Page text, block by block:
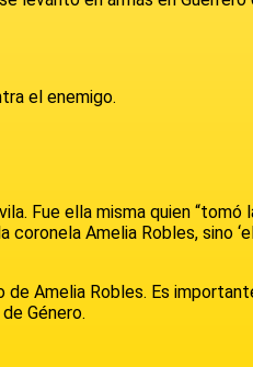
el enemigo.
Fue ella misma quien
Amelia Robles, sino
Amelia Robles. Es
Género.